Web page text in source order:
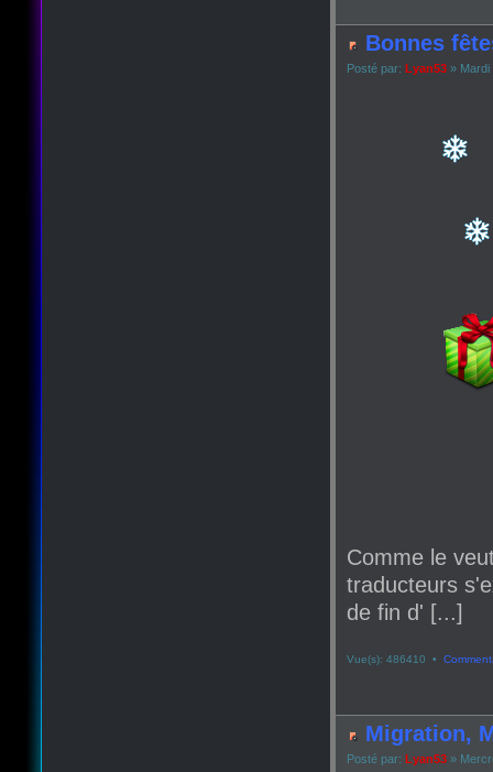
Bonnes
Posté par: Lyan53 » Mardi
Comme le
traducteurs
de fin d' [...]
Vue(s): 486410 •
Migration,
Posté par: Lyan53 »